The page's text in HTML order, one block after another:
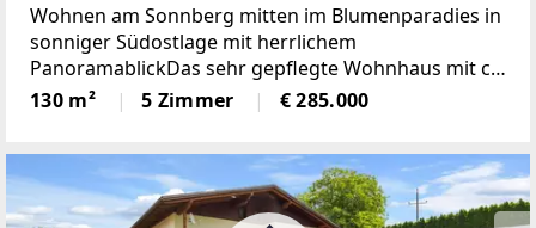
Wohnen am Sonnberg mitten im Blumenparadies in
sonniger Südostlage mit herrlichem
PanoramablickDas sehr gepflegte Wohnhaus mit ca.
130 m² Wohnfläche wurde ca. im Jahre 1969 in
Massivbauweise errichtet und laufend
130 m² 5 Zimmer € 285.000